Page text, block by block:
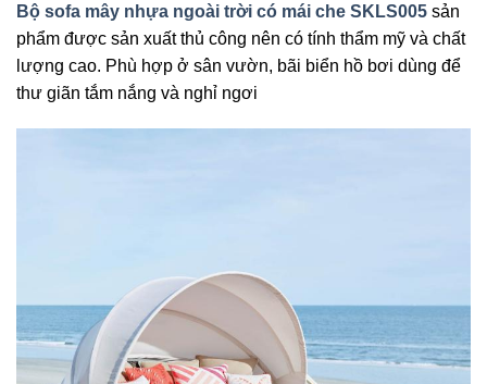
Bộ sofa mây nhựa ngoài trời có mái che SKLS005 sản
phẩm được sản xuất thủ công nên có tính thẩm mỹ và chất
lượng cao. Phù hợp ở sân vườn, bãi biển hồ bơi dùng để
thư giãn tắm nắng và nghỉ ngơi